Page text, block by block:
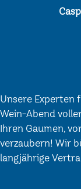
Unsere Experten
Wein-Abend
Ihren Gaumen,
verzaubern! Wir
langjährige